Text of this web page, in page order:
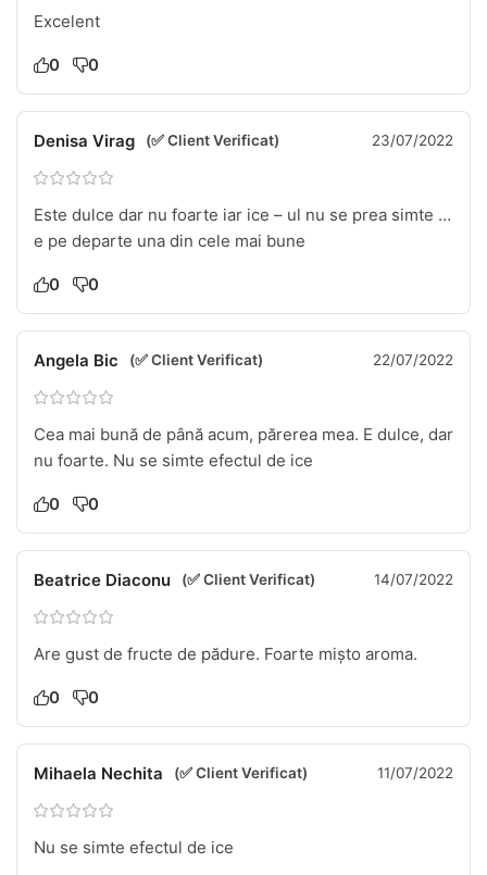
Excelent
0 0
Denisa Virag (✅ Client Verificat) 23/07/2022
Este dulce dar nu foarte iar ice – ul nu se prea simte …
e pe departe una din cele mai bune
0 0
Angela Bic (✅ Client Verificat) 22/07/2022
Cea mai bună de până acum, părerea mea. E dulce, dar
nu foarte. Nu se simte efectul de ice
0 0
Beatrice Diaconu (✅ Client Verificat) 14/07/2022
Are gust de fructe de pădure. Foarte mișto aroma.
0 0
Mihaela Nechita (✅ Client Verificat) 11/07/2022
Nu se simte efectul de ice